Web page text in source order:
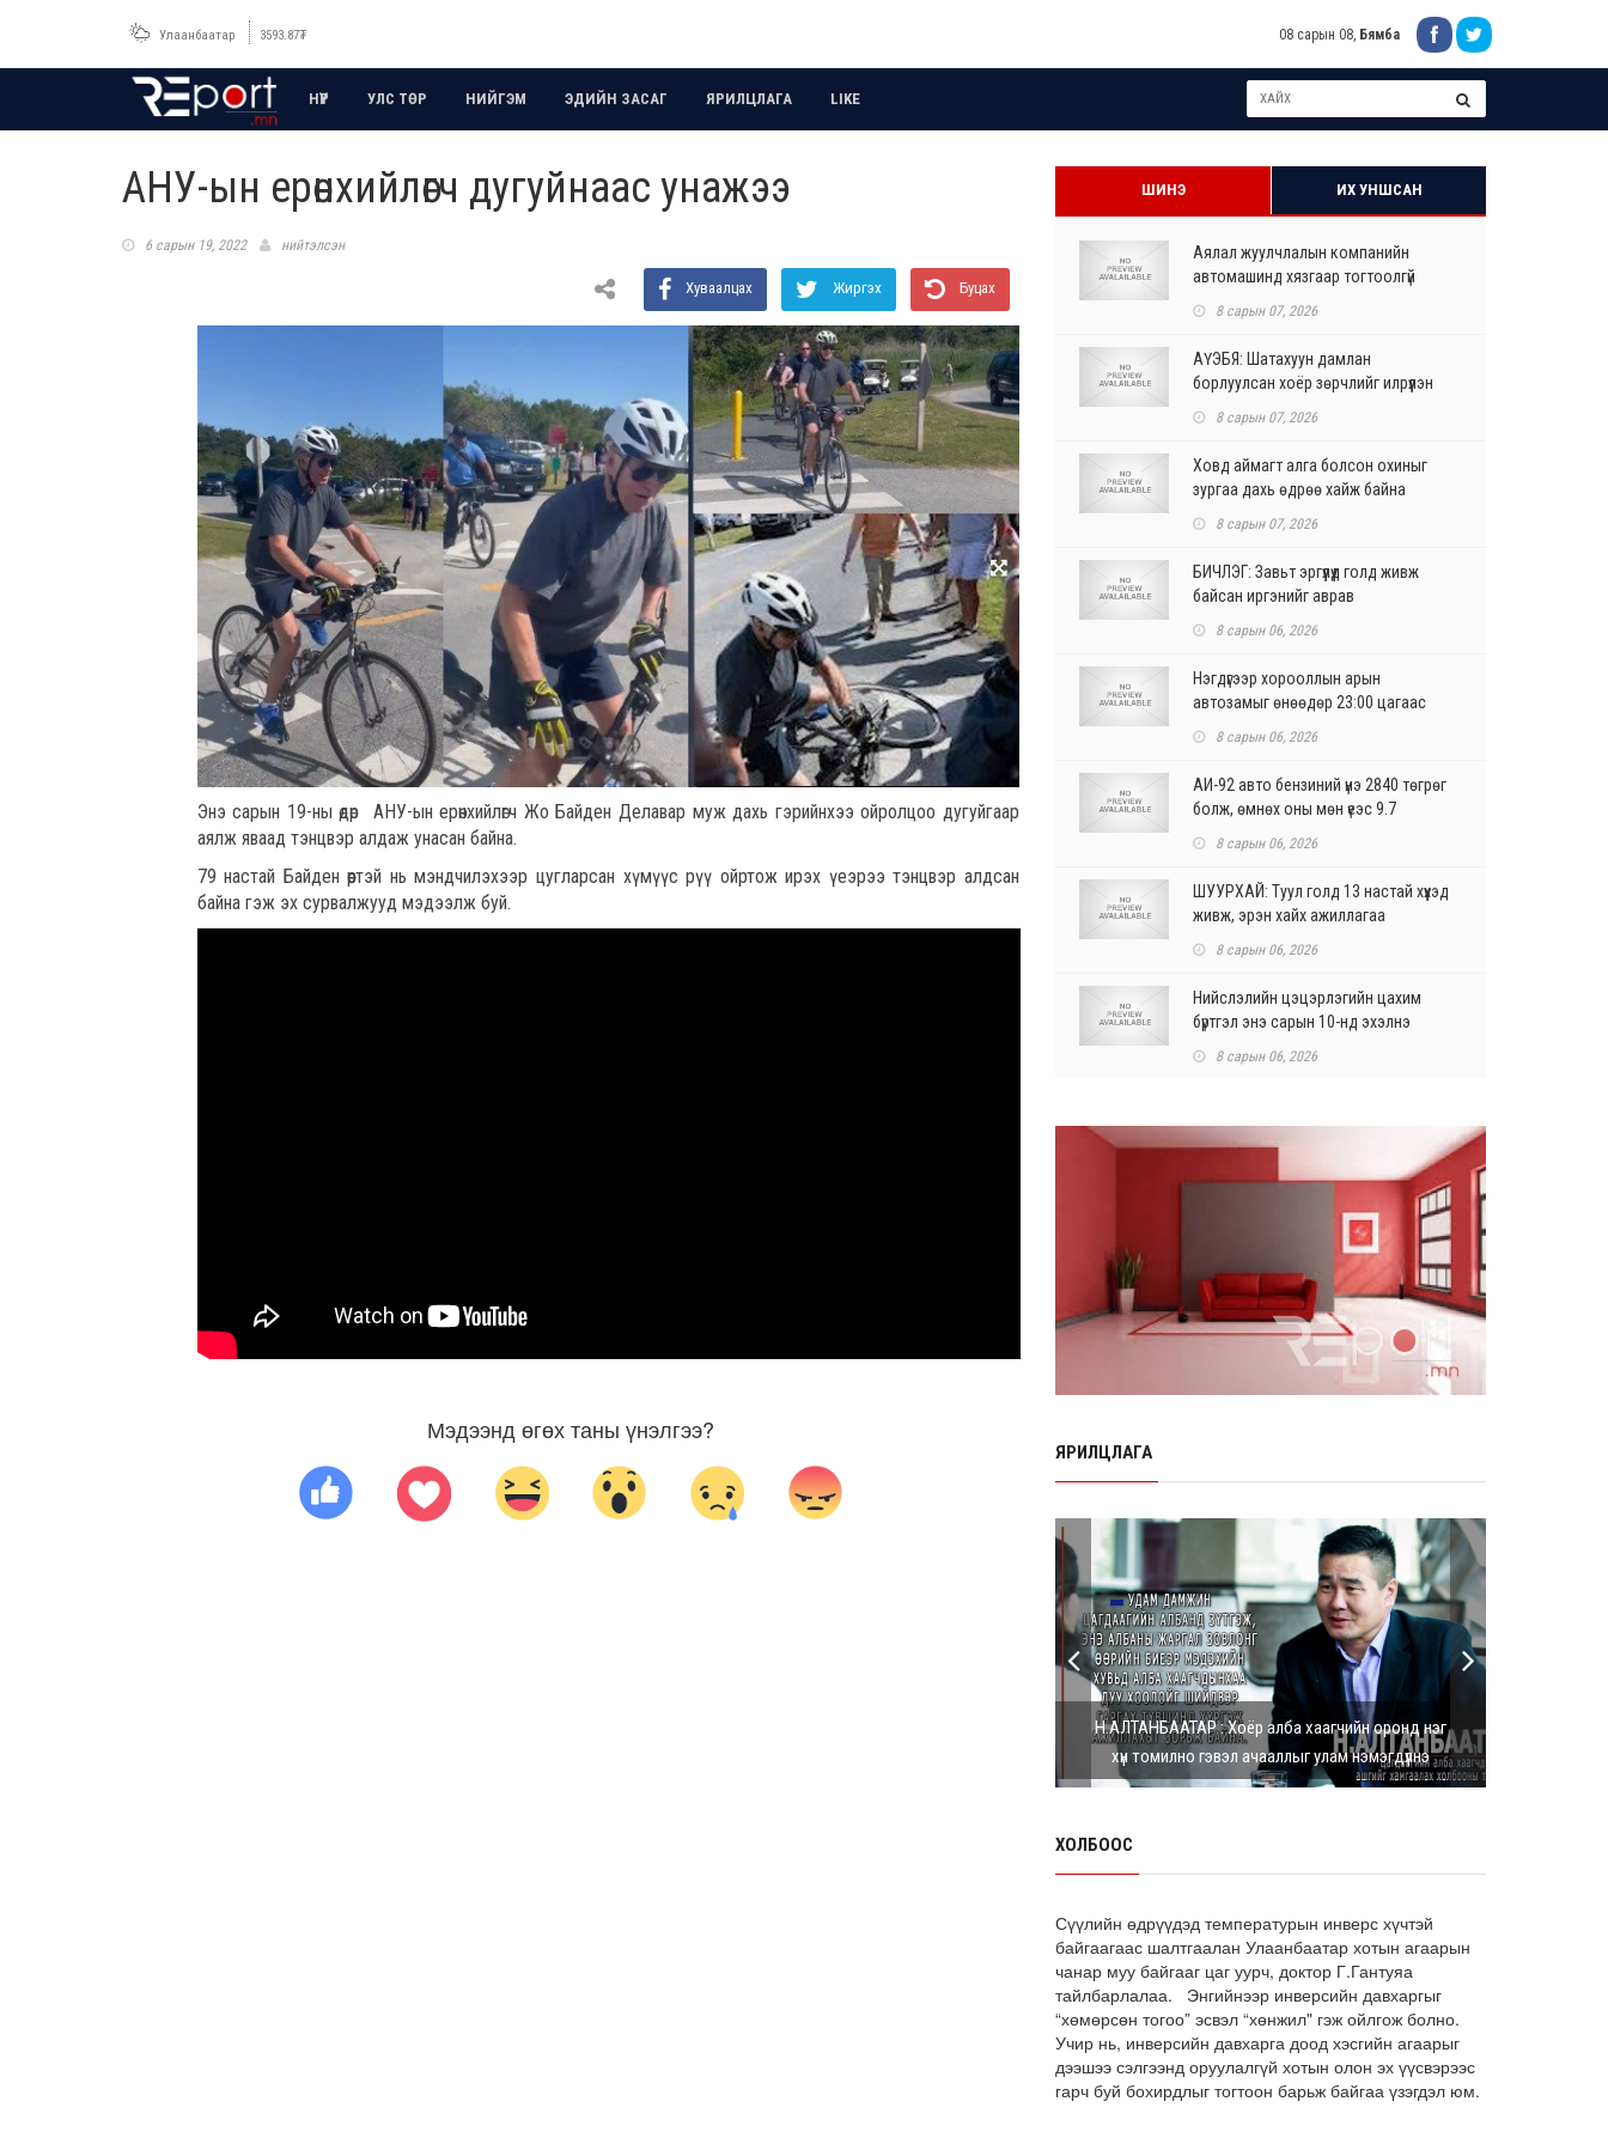
Улаанбаатар 3593.87₮ 08 сарын 08, Бямба
НҮҮР УЛС ТӨР НИЙГЭМ ЭДИЙН ЗАСАГ ЯРИЛЦЛАГА LIKE
АНУ-ын ерөнхийлөгч дугуйнаас унажээ
6 сарын 19, 2022 нийтэлсэн
Хуваалцах Жиргэх Буцах
Энэ сарын 19-ны өдөр АНУ-ын ерөнхийлөгч Жо Байден Делавар муж дахь гэрийнхээ ойролцоо дугуйгаар
аялж яваад тэнцвэр алдаж унасан байна.
79 настай Байден өөртэй нь мэндчилэхээр цугларсан хүмүүс рүү ойртож ирэх үеэрээ тэнцвэр алдсан
байна гэж эх сурвалжууд мэдээлж буй.
Мэдээнд өгөх таны үнэлгээ?
ШИНЭ ИХ УНШСАН
Аялал жуулчлалын компанийн
автомашинд хязгаар тогтоолгүй
8 сарын 07, 2026
АҮЭБЯ: Шатахуун дамлан
борлуулсан хоёр зөрчлийг илрүүлэн
8 сарын 07, 2026
Ховд аймагт алга болсон охиныг
зургаа дахь өдрөө хайж байна
8 сарын 07, 2026
БИЧЛЭГ: Завьт эргүүлүүд голд живж
байсан иргэнийг аврав
8 сарын 06, 2026
Нэгдүгээр хорооллын арын
автозамыг өнөөдөр 23:00 цагаас
8 сарын 06, 2026
АИ-92 авто бензиний үнэ 2840 төгрөг
болж, өмнөх оны мөн үеэс 9.7
8 сарын 06, 2026
ШУУРХАЙ: Туул голд 13 настай хүүхэд
живж, эрэн хайх ажиллагаа
8 сарын 06, 2026
Нийслэлийн цэцэрлэгийн цахим
бүртгэл энэ сарын 10-нд эхэлнэ
8 сарын 06, 2026
авто замын барилгын ажлын нийт
гүйцэтгэл 74.5 хув...
Нэгдүгээр ангид элсэгчдийн
бүртгэлийг энэ сарын 17-ноос E-
Mongolia системээр зохи...
8 сарын 06, 2026
Өчигдөр согтуугаар тээврийн
хэрэгсэл жолоодсон 95 хэрэг
8 сарын 06, 2026
НӨАТ-ын буцаан олголтыг 8 хувь
болгох өргөдөлд 14 мянга гаруй
иргэн дэмжиж гарын ...
8 сарын 05, 2026
Г.Дамдинням: Шатахууны үнэ дээр
тохиролцох боломжгүй. Одоогоор
олдож байгаа газра...
8 сарын 05, 2026
Э.Батшугар: Монгол Улс нэг эх
үүсвэрээс буюу өндөр чанартай
эмийг, хямд үнээр худ...
оны төсвийн төсөлтэй хамт 2026
АИ-92 автобензин 11 хоног, дизель
түлш 18 хоногийн НӨӨЦТЭЙ БАЙНА
8 сарын 05, 2026
Тэгш, сондгойгоор зааглан
шатахуун олгосноор өдрийн
ЯРИЛЦЛАГА
Н.АЛТАНБААТАР : Хоёр алба хаагчийн оронд нэг
хүн томилно гэвэл ачааллыг улам нэмэгдүүлнэ
ХОЛБООС
Сүүлийн өдрүүдэд температурын инверс хүчтэй
байгаагаас шалтгаалан Улаанбаатар хотын агаарын
чанар муу байгааг цаг уурч, доктор Г.Гантуяа
тайлбарлалаа. Энгийнээр инверсийн давхаргыг
“хөмөрсөн тогоо” эсвэл “хөнжил" гэж ойлгож болно.
Учир нь, инверсийн давхарга доод хэсгийн агаарыг
дээшээ сэлгээнд оруулалгүй хотын олон эх үүсвэрээс
гарч буй бохирдлыг тогтоон барьж байгаа үзэгдэл юм.